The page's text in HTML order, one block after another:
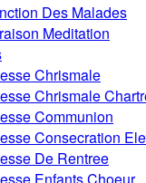
Des Malades
Meditation
Chrismale
Chrismale
Communion
Consecration
De Rentree